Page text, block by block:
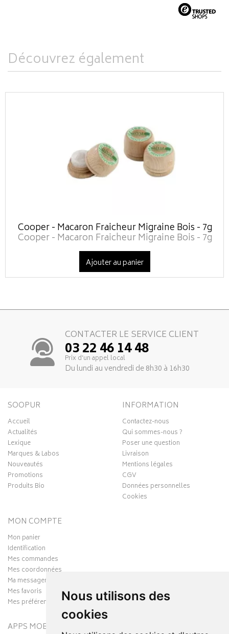
Nous utilisons des
cookies
Découvrez également
Cooper - Macaron Fraicheur Migraine Bois - 7g
Cooper - Macaron Fraicheur Migraine Bois - 7g
Ajouter au panier
CONTACTER LE SERVICE CLIENT
03 22 46 14 48
Prix d’un appel local
Du lundi au vendredi de 8h30 à 16h30
SOOPUR
Accueil
Actualités
Lexique
Marques & Labos
Nouveautés
Promotions
Produits Bio
INFORMATION
Contactez-nous
Qui sommes-nous ?
Poser une question
Livraison
Mentions légales
CGV
Données personnelles
Cookies
MON COMPTE
Mon panier
Identification
Mes commandes
Mes coordonnées
Ma messagerie
Mes favoris
Mes préférences Cookies
APPS MOBILES